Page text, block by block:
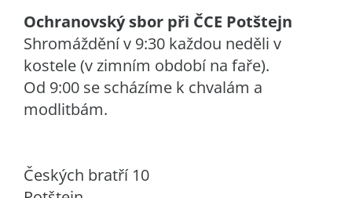
Ochranovský sbor při ČCE Potštejn
Shromáždění v 9:30 každou neděli v
kostele (v zimním období na faře).
Od 9:00 se scházíme k chvalám a
modlitbám.
Českých bratří 10